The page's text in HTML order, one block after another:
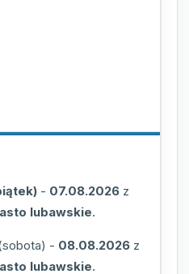
- 07.08.2026 z
lubawskie.
- 08.08.2026 z
lubawskie.